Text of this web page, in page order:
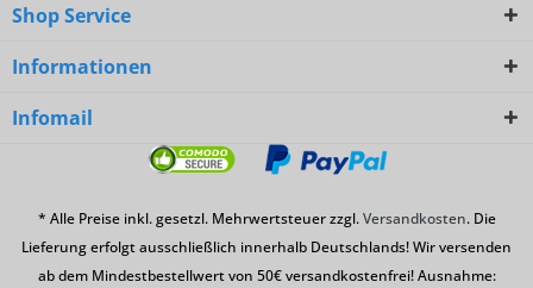
Shop Service
Informationen
Infomail
* Alle Preise inkl. gesetzl. Mehrwertsteuer zzgl.Versandkosten. Die
Lieferung erfolgt ausschließlich innerhalb Deutschlands! Wir versenden
ab dem Mindestbestellwert von 50€ versandkostenfrei! Ausnahme: